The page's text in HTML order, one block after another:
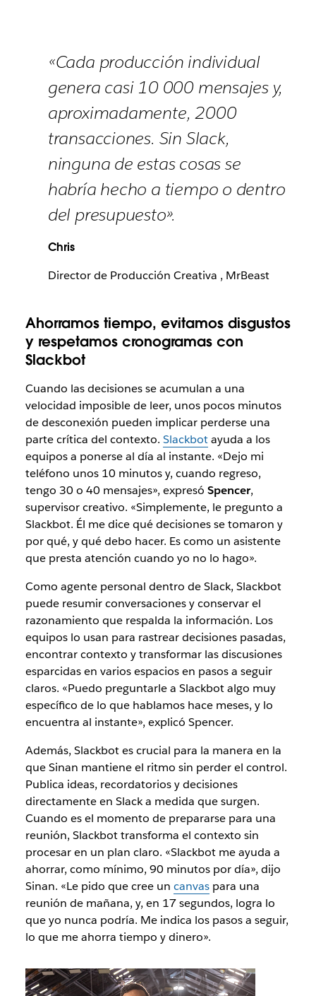
«Cada producción individual
genera casi 10 000 mensajes y,
aproximadamente, 2000
transacciones. Sin Slack,
ninguna de estas cosas se
habría hecho a tiempo o dentro
del presupuesto».
Chris
Director de Producción Creativa , MrBeast
Ahorramos tiempo, evitamos disgustos
y respetamos cronogramas con
Slackbot
Cuando las decisiones se acumulan a una
velocidad imposible de leer, unos pocos minutos
de desconexión pueden implicar perderse una
parte crítica del contexto. Slackbotayuda a los
equipos a ponerse al día al instante. «Dejo mi
teléfono unos 10 minutos y, cuando regreso,
tengo 30 o 40 mensajes», expresó Spencer,
supervisor creativo. «Simplemente, le pregunto a
Slackbot. Él me dice qué decisiones se tomaron y
por qué, y qué debo hacer. Es como un asistente
que presta atención cuando yo no lo hago».
Como agente personal dentro de Slack, Slackbot
puede resumir conversacionesyconservar el
razonamiento que respalda la información. Los
equipos lo usan para rastrear decisiones pasadas,
encontrar contexto y transformar las discusiones
esparcidas en varios espacios en pasos a seguir
claros. «Puedo preguntarle a Slackbot algo muy
específico de lo que hablamos hace meses, y lo
encuentra al instante», explicó Spencer.
Además, Slackbot es crucial para la manera en la
que Sinan mantiene el ritmo sin perder el control.
Publica ideas, recordatorios y decisiones
directamente en Slack a medida que surgen.
Cuando es el momento de prepararse para una
reunión, Slackbot transforma el contexto sin
procesar en un plan claro. «Slackbot me ayuda a
ahorrar, como mínimo, 90 minutos por día», dijo
Sinan. «Le pido que cree un canvaspara una
reunión de mañana, y, en 17 segundos, logra lo
que yo nunca podría. Me indica los pasos a seguir,
lo que me ahorra tiempo y dinero».